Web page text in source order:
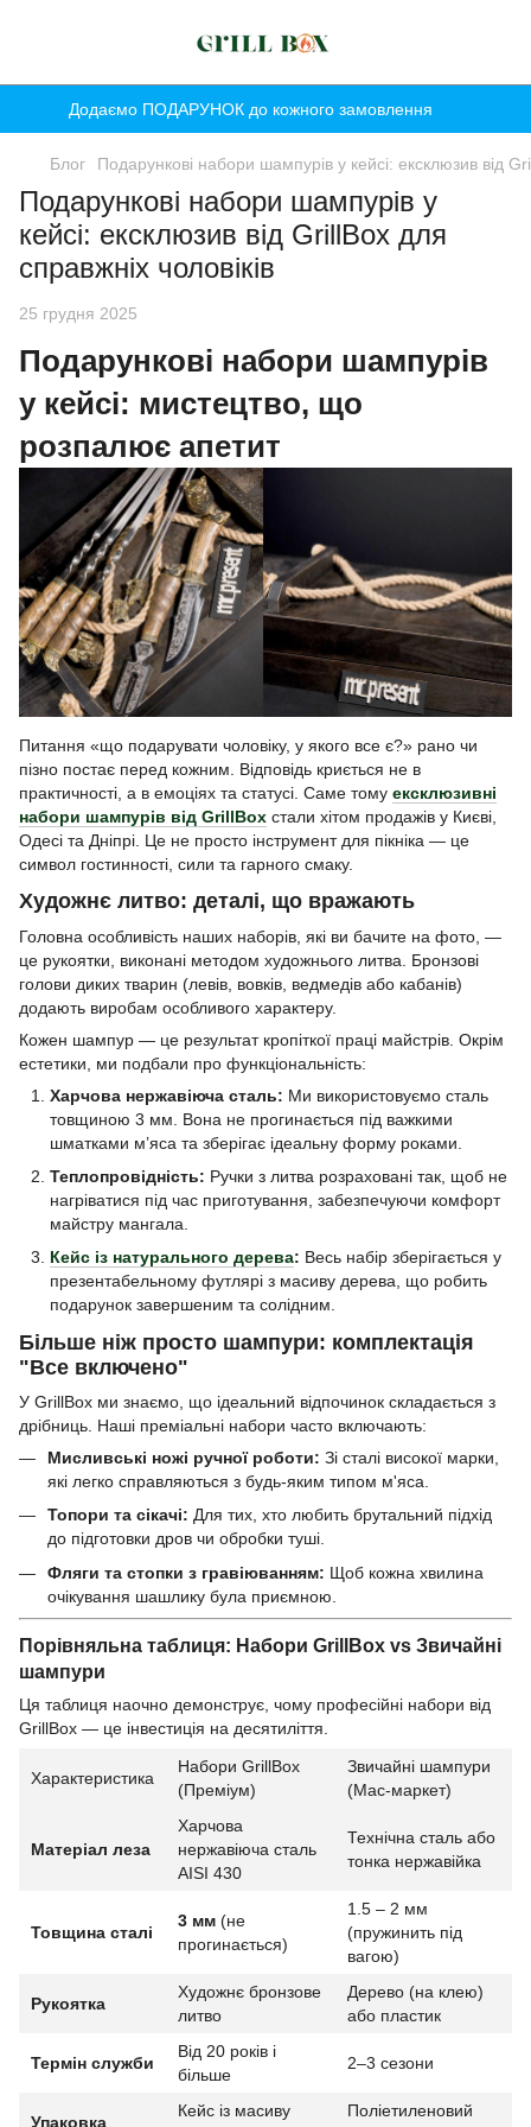
Додаємо ПОДАРУНОК до кожного замовлення
Блог Подарункові набори шампурів у кейсі: ексклюзив від
Подарункові набори шампурів у
кейсі: ексклюзив від GrillBox для
справжніх чоловіків
25 грудня 2025
Подарункові набори шампурів
у кейсі: мистецтво, що
розпалює апетит
Питання «що подарувати чоловіку, у якого все є?» рано чи
пізно постає перед кожним. Відповідь криється не в
практичності, а в емоціях та статусі. Саме тому ексклюзивні
набори шампурів від GrillBox стали хітом продажів у Києві,
Одесі та Дніпрі. Це не просто інструмент для пікніка — це
символ гостинності, сили та гарного смаку.
Художнє литво: деталі, що вражають
Головна особливість наших наборів, які ви бачите на фото, —
це рукоятки, виконані методом художнього литва. Бронзові
голови диких тварин (левів, вовків, ведмедів або кабанів)
додають виробам особливого характеру.
Кожен шампур — це результат кропіткої праці майстрів. Окрім
естетики, ми подбали про функціональність:
Харчова нержавіюча сталь: Ми використовуємо сталь
товщиною 3 мм. Вона не прогинається під важкими
шматками м’яса та зберігає ідеальну форму роками.
Теплопровідність: Ручки з литва розраховані так, щоб не
нагріватися під час приготування, забезпечуючи комфорт
майстру мангала.
Кейс із натурального дерева: Весь набір зберігається у
презентабельному футлярі з масиву дерева, що робить
подарунок завершеним та солідним.
Більше ніж просто шампури: комплектація
"Все включено"
У GrillBox ми знаємо, що ідеальний відпочинок складається з
дрібниць. Наші преміальні набори часто включають:
Мисливські ножі ручної роботи: Зі сталі високої марки,
які легко справляються з будь-яким типом м'яса.
Топори та сікачі: Для тих, хто любить брутальний підхід
до підготовки дров чи обробки туші.
Фляги та стопки з гравіюванням: Щоб кожна хвилина
очікування шашлику була приємною.
Порівняльна таблиця: Набори GrillBox vs Звичайні
шампури
Ця таблиця наочно демонструє, чому професійні набори від
GrillBox — це інвестиція на десятиліття.
Характеристика
Набори GrillBox
(Преміум)
Звичайні шампури
(Мас-маркет)
Матеріал леза
Харчова
нержавіюча сталь
AISI 430
Технічна сталь або
тонка нержавійка
Товщина сталі
3 мм (не
прогинається)
1.5 – 2 мм
(пружинить під
вагою)
Рукоятка
Художнє бронзове
литво
Дерево (на клею)
або пластик
Термін служби
Від 20 років і
більше
2–3 сезони
Упаковка
Кейс із масиву
Поліетиленовий